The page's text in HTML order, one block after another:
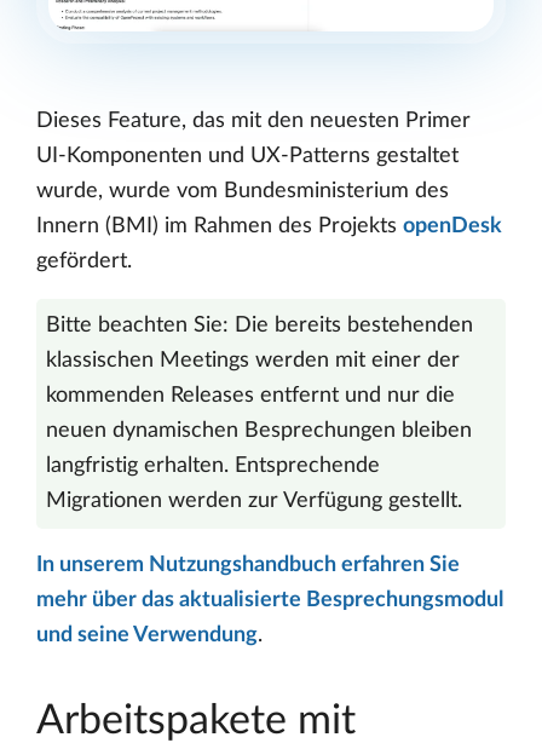
Dieses Feature, das mit den neuesten Primer
UI-Komponenten und UX-Patterns gestaltet
wurde, wurde vom Bundesministerium des
Innern (BMI) im Rahmen des Projekts openDesk
gefördert.
Bitte beachten Sie: Die bereits bestehenden
klassischen Meetings werden mit einer der
kommenden Releases entfernt und nur die
neuen dynamischen Besprechungen bleiben
langfristig erhalten. Entsprechende
Migrationen werden zur Verfügung gestellt.
In unserem Nutzungshandbuch erfahren Sie
mehr über das aktualisierte Besprechungsmodul
und seine Verwendung.
Arbeitspakete mit